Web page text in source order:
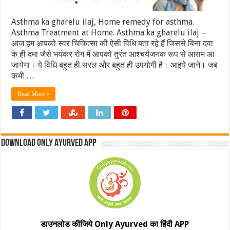
Asthma ka gharelu ilaj, Home remedy for asthma.
Asthma Treatment at Home. Asthma ka gharelu ilaj –
आज हम आपको स्वर चिकित्सा की ऐसी विधि बता रहे हैं जिससे बिना दवा
के ही दमा जैसे भयंकर रोग में आपको तुरंत आश्चर्यजनक रूप से आराम आ
जायेगा। ये विधि बहुत ही सरल और बहुत ही उपयोगी है। आइये जाने। जब
कभी …
Read More »
Download Only Ayurved App
डाउनलोड कीजिये Only Ayurved का हिंदी APP